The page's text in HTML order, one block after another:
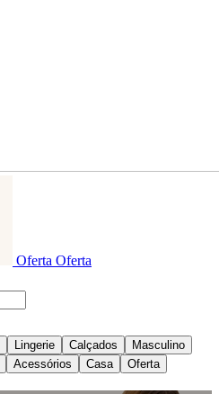
Oferta Oferta
Lingerie Calçados
Masculino
Acessórios Casa Oferta